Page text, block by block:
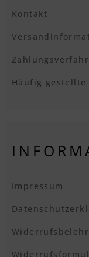
Kontakt
Häufig gestellte
Impressum